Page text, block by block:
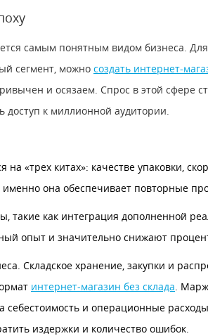
самым понятным видом бизнеса.
сегмент, можно создать интернет-
и осязаем. Спрос в этой сфере
доступ к миллионной аудитории.
«трех китах»: качестве упаковки,
именно она обеспечивает повторные
такие как интеграция дополненной
опыт и значительно снижают
Складское хранение, закупки и
интернет-магазин без склада.
себестоимость и операционные
издержки и количество ошибок.